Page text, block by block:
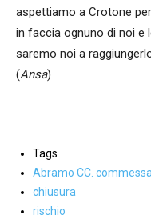
aspettiamo a Crotone
in faccia ognuno di noi e
saremo noi a
(Ansa)
Tags
Abramo CC.
chiusura
rischio